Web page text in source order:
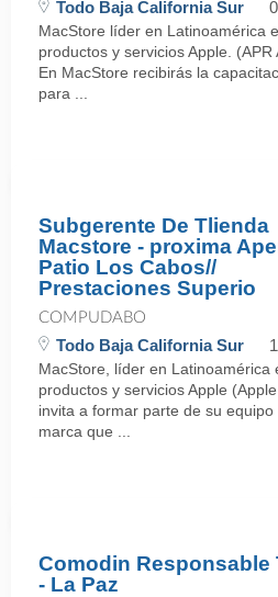
Todo Baja California Sur
MacStore líder en Latinoamérica
productos y servicios Apple. (APR
En MacStore recibirás la
para ...
Subgerente De Tlienda
Macstore - proxima
Patio Los Cabos//
Prestaciones Superio
COMPUDABO
Todo Baja California Sur
MacStore, líder en Latinoamérica
productos y servicios Apple
invita a formar parte de su
marca que ...
Comodin Responsable
- La Paz